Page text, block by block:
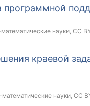
программной
науки, CC
краевой
науки, CC